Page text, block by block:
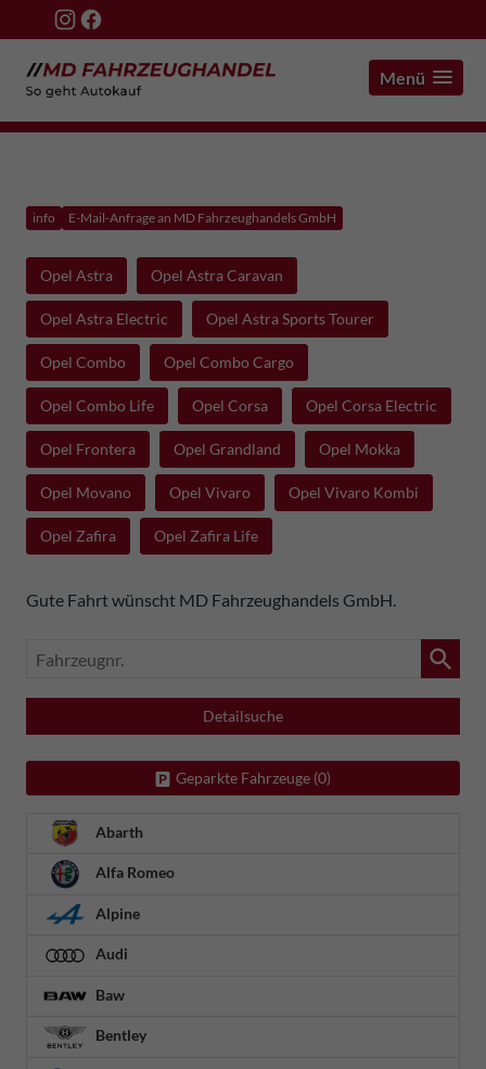
Menü
info E-Mail-Anfrage an MD Fahrzeughandels GmbH
Opel Astra Opel Astra Caravan
Opel Astra Electric Opel Astra Sports Tourer
Opel Combo Opel Combo Cargo
Opel Combo Life Opel Corsa Opel Corsa Electric
Opel Frontera Opel Grandland Opel Mokka
Opel Movano Opel Vivaro Opel Vivaro Kombi
Opel Zafira Opel Zafira Life
Gute Fahrt wünscht MD Fahrzeughandels GmbH.
Fahrzeugnr.
Detailsuche
Geparkte Fahrzeuge (0)
Abarth
Alfa Romeo
Alpine
Audi
Baw
Bentley